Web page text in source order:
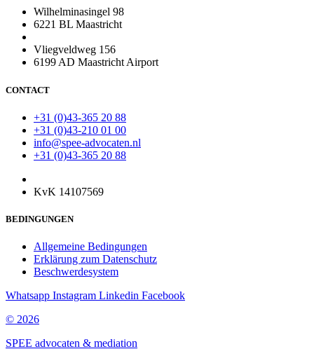
Wilhelminasingel 98
6221 BL Maastricht
Vliegveldweg 156
6199 AD Maastricht Airport
CONTACT
+31 (0)43-365 20 88
+31 (0)43-210 01 00
info@spee-advocaten.nl
+31 (0)43-365 20 88
KvK 14107569
BEDINGUNGEN
Allgemeine Bedingungen
Erklärung zum Datenschutz
Beschwerdesystem
Whatsapp Instagram Linkedin Facebook
© 2026
SPEE advocaten & mediation